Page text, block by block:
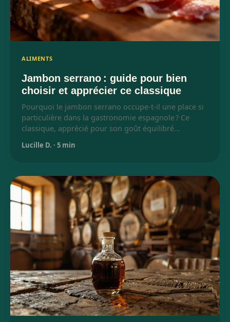
ALIMENTS
Jambon serrano : guide pour bien
choisir et apprécier ce classique
Pourquoi le jambon serrano occupe-t-il une place si
particulière dans la gastronomie espagnole ? Ce
classique, apprécié pour son goût équilibré…
Lucille D. · 5 min